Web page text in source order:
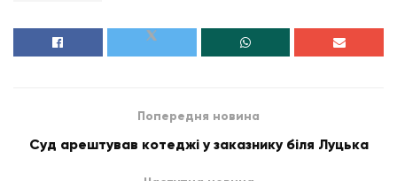
Попередня новина
Суд арештував котеджі у заказнику біля Луцька